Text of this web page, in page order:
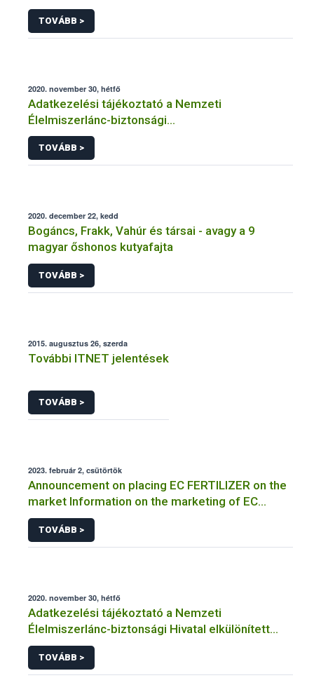
történő regisztrációhoz kapcsolódó
adatkezelések vonatkozásában
TOVÁBB >
2020. november 30, hétfő
Adatkezelési tájékoztató a Nemzeti
Élelmiszerlánc-biztonsági
Hivatal tevékenységéhez kötődő érintetti jogok
gyakorlásával összefüggő adatkezeléseihez
TOVÁBB >
2020. december 22, kedd
Bogáncs, Frakk, Vahúr és társai - avagy a 9
magyar őshonos kutyafajta
TOVÁBB >
2015. augusztus 26, szerda
További ITNET jelentések
TOVÁBB >
2023. február 2, csütörtök
Announcement on placing EC FERTILIZER on the
market Information on the marketing of EC
FERTILIZER and the application for a certificate
TOVÁBB >
2020. november 30, hétfő
Adatkezelési tájékoztató a Nemzeti
Élelmiszerlánc-biztonsági Hivatal elkülönített
visszaélés-bejelentési rendszerhez kapcsolódó
adatkezeléséhez
TOVÁBB >